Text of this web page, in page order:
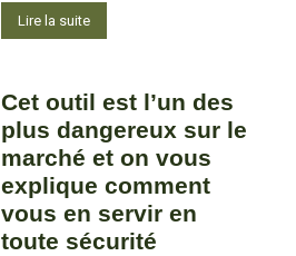
Lire la suite
Cet outil est l’un des
plus dangereux sur le
marché et on vous
explique comment
vous en servir en
toute sécurité